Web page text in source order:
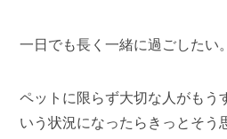
一日でも長く一緒に過ごしたい。
ペットに限らず大切な人がもう
いう状況になったらきっとそう